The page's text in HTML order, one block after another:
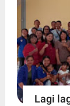
Lagi